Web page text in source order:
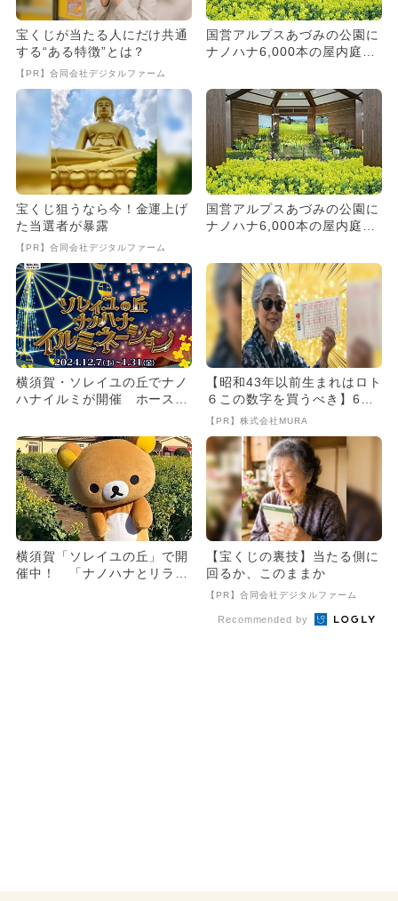
宝くじが当たる人にだけ共通
する“ある特徴”とは？
【PR】合同会社デジタルファーム
国営アルプスあづみの公園に
ナノハナ6,000本の屋内庭園
宝くじ狙うなら今！金運上げ
た当選者が暴露
【PR】合同会社デジタルファーム
国営アルプスあづみの公園に
ナノハナ6,000本の屋内庭園
横須賀・ソレイユの丘でナノ
ハナイルミが開催 ホースト
も
【昭和43年以前生まれはロト
６この数字を買うべき】6つ
の数字が「完全一致」する
方...
【PR】株式会社MURA
横須賀「ソレイユの丘」で開
催中！ 「ナノハナとリラッ
【宝くじの裏技】当たる側に
回るか、このままか
【PR】合同会社デジタルファーム
Recommended by